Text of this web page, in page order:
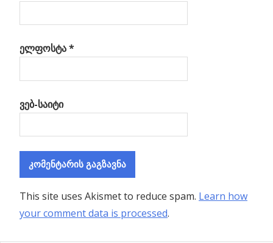
ელფოსტა*
ვებ-საიტი
This site uses Akismet to reduce spam. Learn how
your comment data is processed.